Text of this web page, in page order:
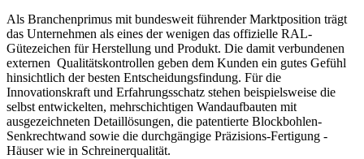
Als Branchenprimus mit bundesweit führender Marktposition trägt
das Unternehmen als eines der wenigen das offizielle RAL-
Gütezeichen für Herstellung und Produkt. Die damit verbundenen
externen Qualitätskontrollen geben dem Kunden ein gutes Gefühl
hinsichtlich der besten Entscheidungsfindung. Für die
Innovationskraft und Erfahrungsschatz stehen beispielsweise die
selbst entwickelten, mehrschichtigen Wandaufbauten mit
ausgezeichneten Detaillösungen, die patentierte Blockbohlen-
Senkrechtwand sowie die durchgängige Präzisions-Fertigung -
Häuser wie in Schreinerqualität.